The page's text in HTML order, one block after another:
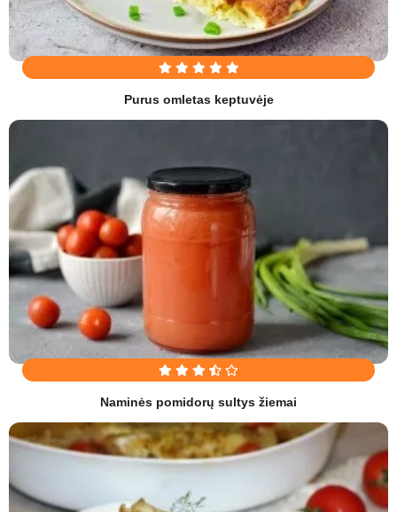
Purus omletas keptuvėje
Naminės pomidorų sultys žiemai